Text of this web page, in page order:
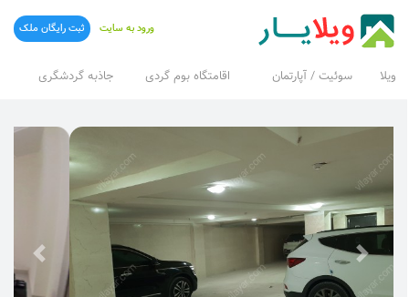
ویلا سوئیت / آپارتمان اقامتگاه بوم گردی جاذبه گردشگری
ورود به سایت ثبت رایگان ملک